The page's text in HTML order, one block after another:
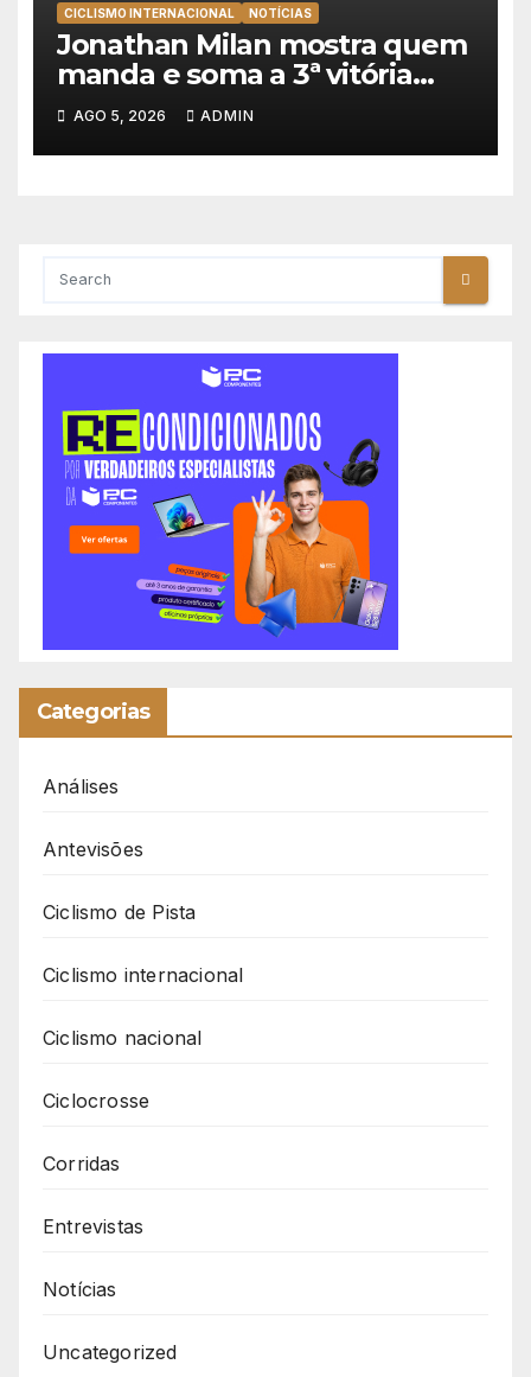
CICLISMO INTERNACIONAL NOTÍCIAS
Jonathan Milan mostra quem
manda e soma a 3ª vitória
consecutiva na Volta a
Polónia
AGO 5, 2026 ADMIN
Categorias
Análises
Antevisões
Ciclismo de Pista
Ciclismo internacional
Ciclismo nacional
Ciclocrosse
Corridas
Entrevistas
Notícias
Uncategorized